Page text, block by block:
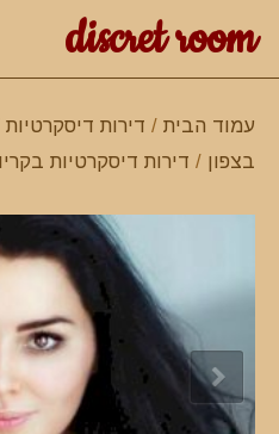
discret room
עמוד הבית / דירות דיסקרטיות
בצפון / דירות דיסקרטיות